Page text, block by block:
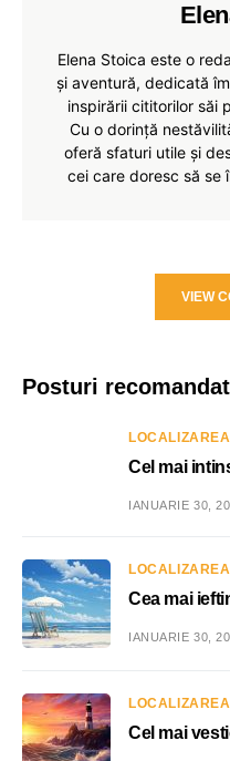
Elena Stoica este o
și aventură, dedicată
inspirării cititorilor săi
Cu o dorință
oferă sfaturi utile și
cei care doresc să se
VIEW
Posturi
Cel mai
IANUARIE 30,
Cea mai
IANUARIE 30,
Cel mai